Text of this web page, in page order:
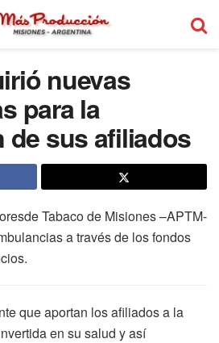
nuevas
para la
sus afiliados
Tabaco de Misiones –APTM-
a través de los fondos
que aportan los afiliados a la
en su salud y así